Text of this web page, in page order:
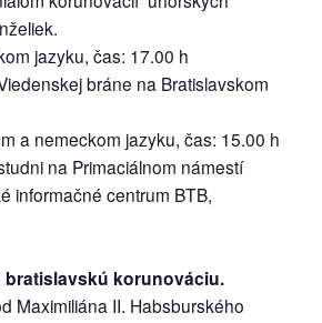
jazyku, čas: 17.00 h
bráne na Bratislavskom
a nemeckom jazyku, čas: 15.00 h
na Primaciálnom námestí
informačné centrum BTB,
bratislavskú korunováciu.
Maximiliána II. Habsburského